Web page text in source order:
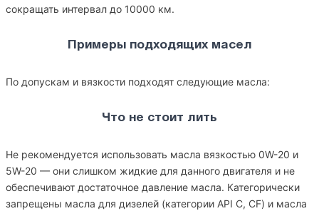
сокращать интервал до 10000 км.
Примеры подходящих масел
По допускам и вязкости подходят следующие масла:
Что не стоит лить
Не рекомендуется использовать масла вязкостью 0W-20 и
5W-20 — они слишком жидкие для данного двигателя и не
обеспечивают достаточное давление масла. Категорически
запрещены масла для дизелей (категории API C, CF) и масла